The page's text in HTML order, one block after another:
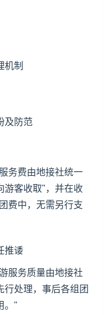
机制
及防范
务费由地接社统一
游客收取"，并在收
费中，无需另行支
推诿
服务质量由地接社
行处理，事后各组团
。"